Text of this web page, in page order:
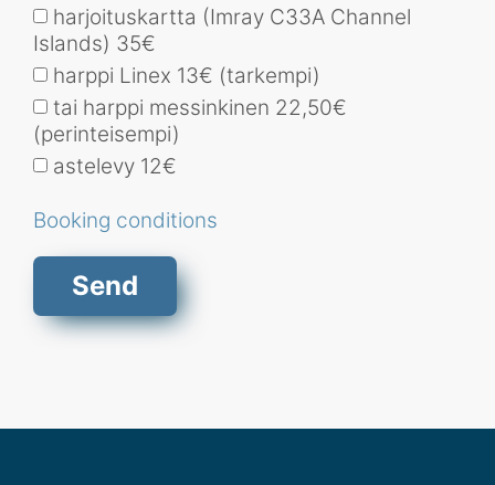
harjoituskartta (Imray C33A Channel
Islands) 35€
harppi Linex 13€ (tarkempi)
tai harppi messinkinen 22,50€
(perinteisempi)
astelevy 12€
Booking conditions
Send